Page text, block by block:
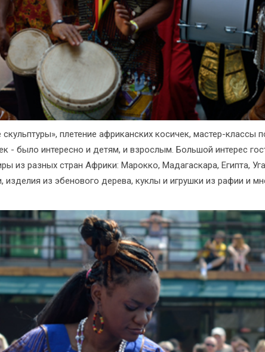
плетение африканских косичек, мастер-классы
- было интересно и детям, и взрослым. Большой интерес
из разных стран Африки: Марокко, Мадагаскара, Египта,
изделия из эбенового дерева, куклы и игрушки из рафии и